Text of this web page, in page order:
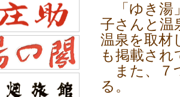
「ゆき湯
子さんと温
温泉を取材
も掲載され
また、７
る。